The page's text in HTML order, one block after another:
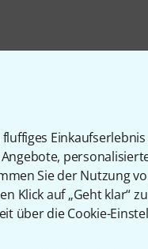
Sie der Nutzung
Klick auf „Geht klar“
über die Cookie-
sehen?
& Feedback